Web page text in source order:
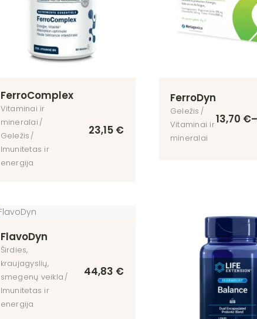
FerroComplex
Vitaminai ir
mineralai
Geležis
Imunitetas ir
energija
23,15 €
FerroDyn
Geležis
Vitaminai ir
mineralai
13,70 €–
FlavoDyn
Širdies,
kraujagyslių,
smegenų veikla
Imunitetas ir
energija
44,83 €